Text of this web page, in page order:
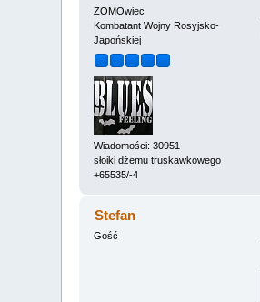
ZOMOwiec
Kombatant Wojny Rosyjsko-
Japońskiej
Wiadomości: 30951
słoiki dżemu truskawkowego
+65535/-4
Stefan
Gość